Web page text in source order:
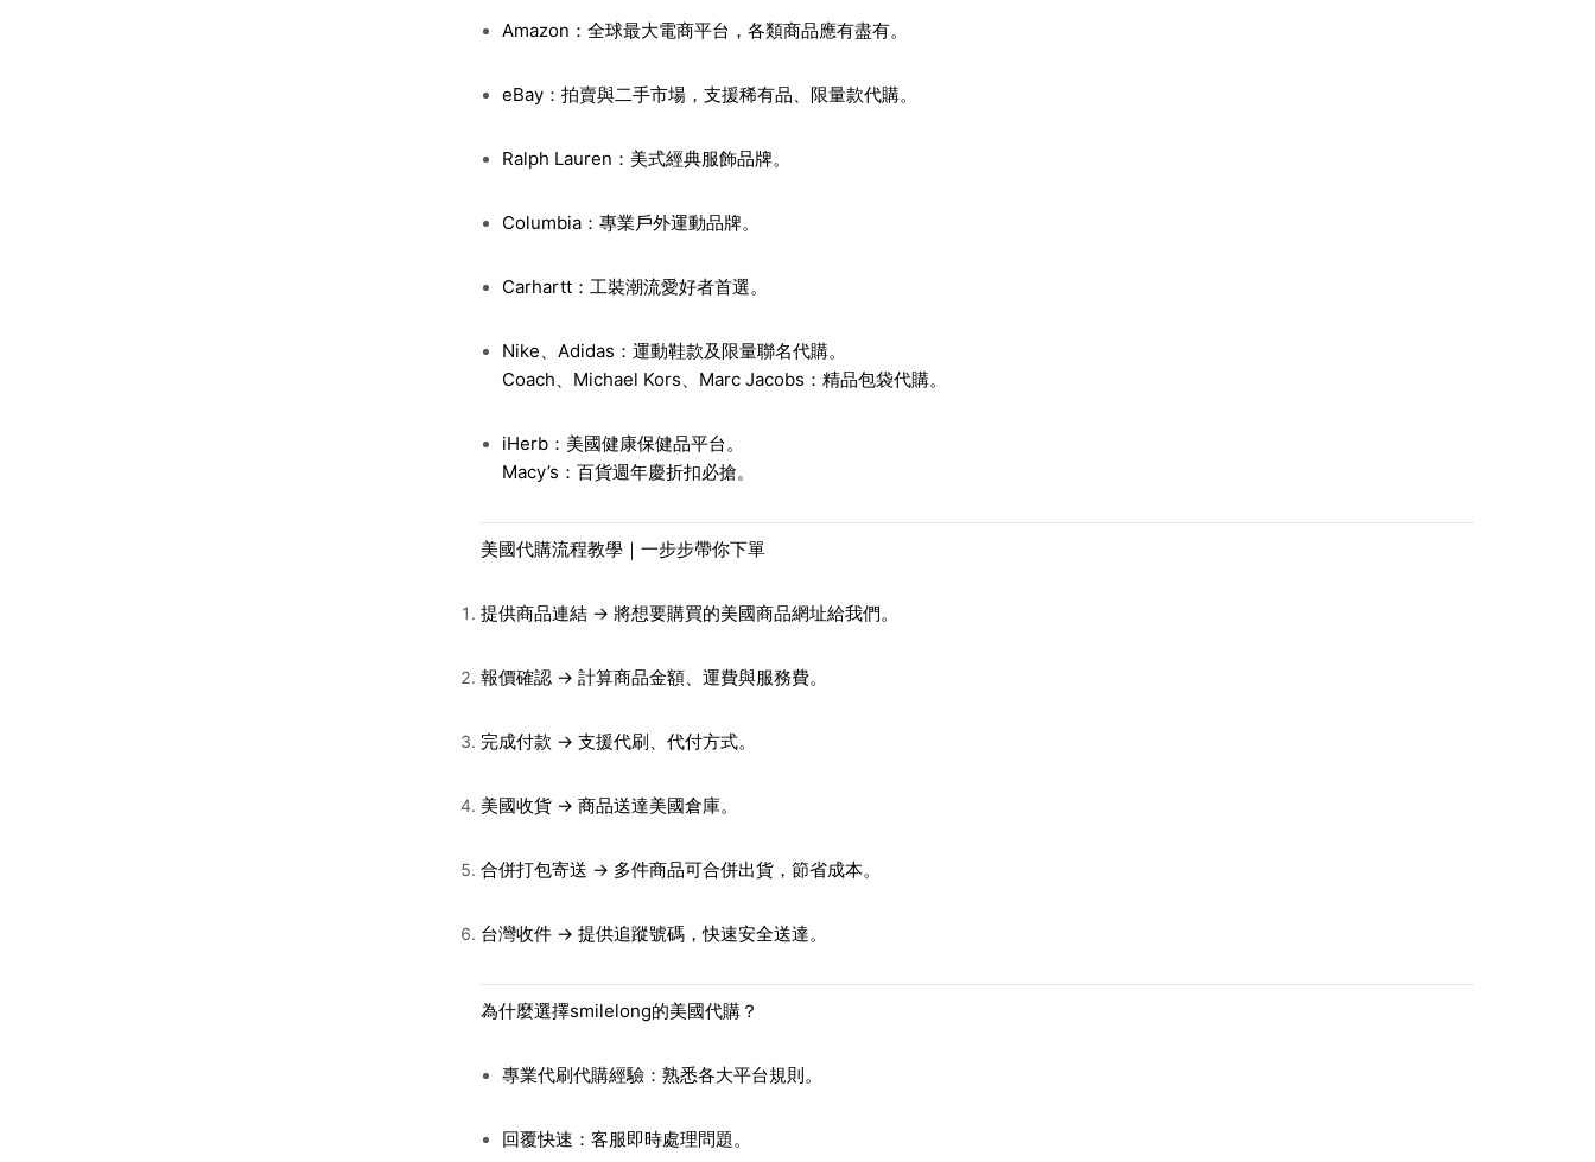
Amazon ：全球最大電商平台，各類商品應有盡有。
eBay：拍賣與二手市場，支援稀有品、限量款代購。
Ralph Lauren ：美式經典服飾品牌。
Columbia：專業戶外運動品牌。
Carhartt：工裝潮流愛好者首選。
Nike、Adidas ：運動鞋款及限量聯名代購。
Coach、Michael Kors、Marc Jacobs ：精品包袋代購。
iHerb：美國健康保健品平台。
Macy’s ：百貨週年慶折扣必搶。
美國代購流程教學｜一步步帶你下單
提供商品連結→ 將想要購買的美國商品網址給我們。
報價確認→ 計算商品金額、運費與服務費。
完成付款 → 支援代刷、代付方式。
美國收貨→ 商品送達美國倉庫。
合併打包寄送 → 多件商品可合併出貨，節省成本。
台灣收件→ 提供追蹤號碼，快速安全送達。
為什麼選擇smilelong的美國代購？
專業代刷代購經驗：熟悉各大平台規則。
回覆快速 ：客服即時處理問題。